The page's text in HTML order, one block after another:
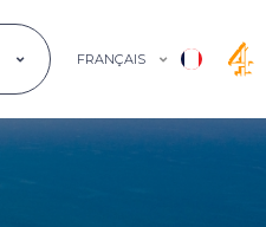
FRANÇAIS